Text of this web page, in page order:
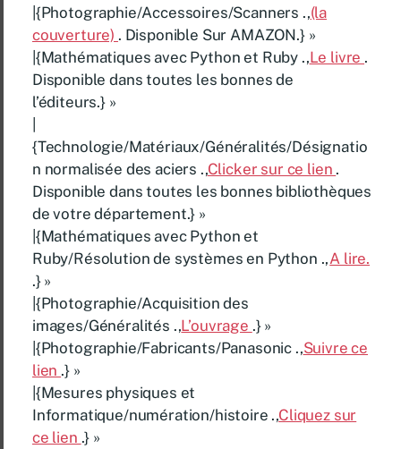
|{Photographie/Accessoires/Scanners .,(la
couverture) . Disponible Sur AMAZON.} »
|{Mathématiques avec Python et Ruby .,Le livre .
Disponible dans toutes les bonnes de
l’éditeurs.} »
{Technologie/Matériaux/Généralités/Désignatio
n normalisée des aciers .,Clicker sur ce lien .
Disponible dans toutes les bonnes bibliothèques
de votre département.} »
|{Mathématiques avec Python et
Ruby/Résolution de systèmes en Python .,A lire.
.} »
|{Photographie/Acquisition des
images/Généralités .,L’ouvrage .} »
|{Photographie/Fabricants/Panasonic .,Suivre ce
lien .} »
|{Mesures physiques et
Informatique/numération/histoire .,Cliquez sur
ce lien .} »